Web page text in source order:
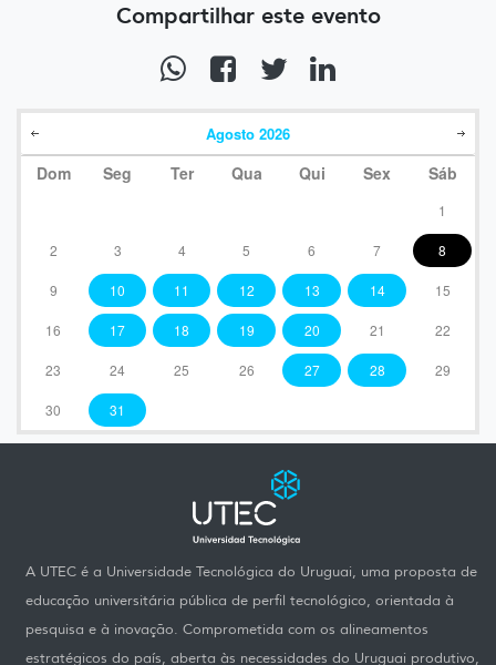
Agosto 2026
Dom Seg Ter Qua Qui Sex Sáb
1
2 3 4 5 6 7 8
9 10 11 12 13 14 15
16 17 18 19 20 21 22
23 24 25 26 27 28 29
30 31
Compartilhar este evento
A UTEC é a Universidade Tecnológica do Uruguai, uma proposta de
educação universitária pública de perfil tecnológico, orientada à
pesquisa e à inovação. Comprometida com os alineamentos
estratégicos do país, aberta às necessidades do Uruguai produtivo,